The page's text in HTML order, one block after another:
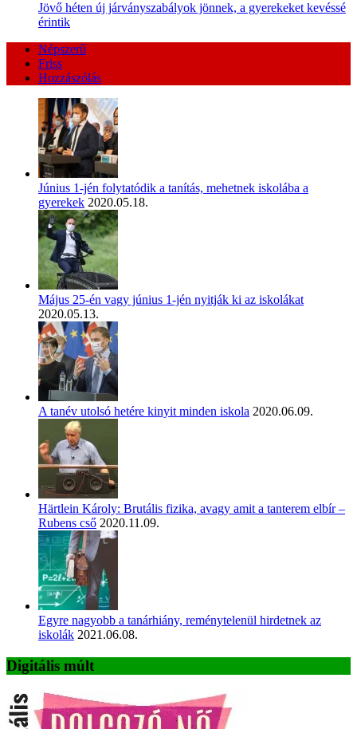
Jövő héten új járványszabályok jönnek, a gyerekeket kevéssé
érintik
Népszerű
Friss
Hozzászólás
Június 1-jén folytatódik a tanítás, mehetnek iskolába a
gyerekek 2020.05.18.
Május 25-én vagy június 1-jén nyitják ki az iskolákat
2020.05.13.
A tanév utolsó hetére kinyit minden iskola 2020.06.09.
Härtlein Károly: Brutális fizika, avagy amit a tanterem elbír –
Rubens cső 2020.11.09.
Egyre nagyobb a tanárhiány, reménytelenül hirdetnek az
iskolák 2021.06.08.
Digitális múlt